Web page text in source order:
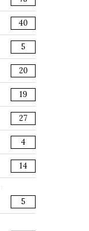
40
5
20
19
27
4
14
5